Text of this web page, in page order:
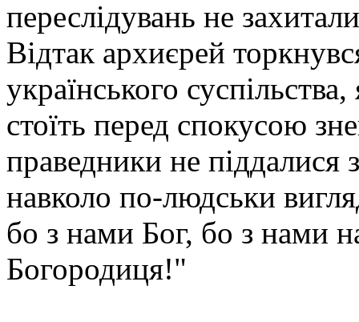
переслідувань не
Відтак архиєрей
українського
стоїть перед спокусою
праведники не піддалися
навколо по-людськи
бо з нами Бог, бо з нами
Богородиця!"